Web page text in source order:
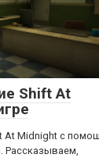
Shift At
At Midnight с
Рассказываем,